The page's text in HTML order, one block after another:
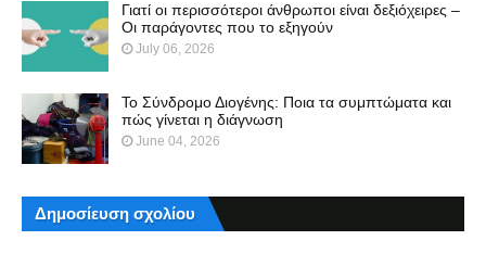
Γιατί οι περισσότεροι άνθρωποι είναι δεξιόχειρες –
Οι παράγοντες που το εξηγούν
July 06, 2026
Το Σύνδρομο Διογένης: Ποια τα συμπτώματα και
πώς γίνεται η διάγνωση
June 04, 2026
Δημοσίευση σχολίου